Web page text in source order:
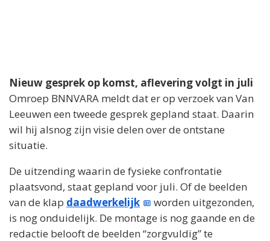
Nieuw gesprek op komst, aflevering volgt in juli
Omroep BNNVARA meldt dat er op verzoek van Van
Leeuwen een tweede gesprek gepland staat. Daarin
wil hij alsnog zijn visie delen over de ontstane
situatie.
De uitzending waarin de fysieke confrontatie
plaatsvond, staat gepland voor juli. Of de beelden
van de klap daadwerkelijk
worden uitgezonden,
is nog onduidelijk. De montage is nog gaande en de
redactie belooft de beelden “zorgvuldig” te